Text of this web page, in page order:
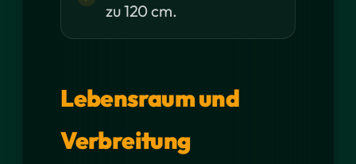
zu 120 cm.
Lebensraum und
Verbreitung